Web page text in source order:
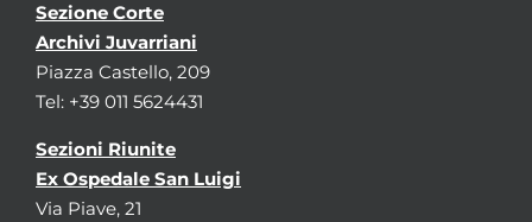
Sezione Corte
Archivi Juvarriani
Piazza Castello, 209
Tel: +39 011 5624431
Sezioni Riunite
Ex Ospedale San Luigi
Via Piave, 21